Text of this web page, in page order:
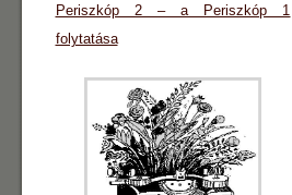
Periszkóp 2 – a Periszkóp 1
folytatása